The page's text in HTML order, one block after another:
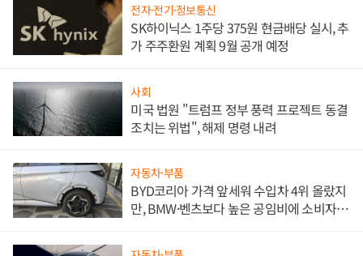
전자·전기·정보통신
SK하이닉스 1주당 375원 현금배당 실시, 추
가 주주환원 계획 9월 공개 예정
사회
미국 법원 "트럼프 정부 풍력 프로젝트 동결
조치는 위법", 해제 명령 내려
자동차·부품
BYD코리아 가격 앞세워 수입차 4위 올랐지
만, BMW·벤츠보다 높은 공임비에 소비자